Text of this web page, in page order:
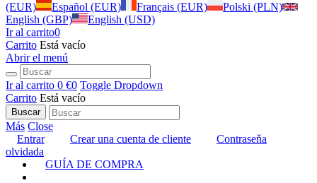
(EUR)
Español (EUR) Français (EUR)
Polski (PLN)
English (GBP)
English (USD)
Ir al carrito0
Carrito Está vacío
Abrir el menú
Ir al carrito 0 €0 Toggle Dropdown
Carrito Está vacío
Buscar
Más Close
Entrar
Crear una cuenta de cliente
Contraseňa
olvidada
GUÍA DE COMPRA